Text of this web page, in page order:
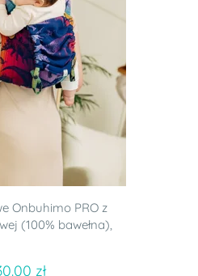
Onbuhimo PRO z
(100% bawełna),
zł